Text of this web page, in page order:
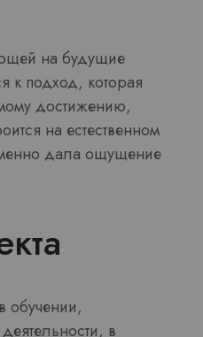
на будущие
к подход, которая
достижению,
на естественном
дала ощущение
обучении,
в